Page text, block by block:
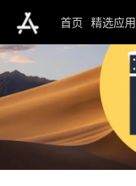
首页 精选应用